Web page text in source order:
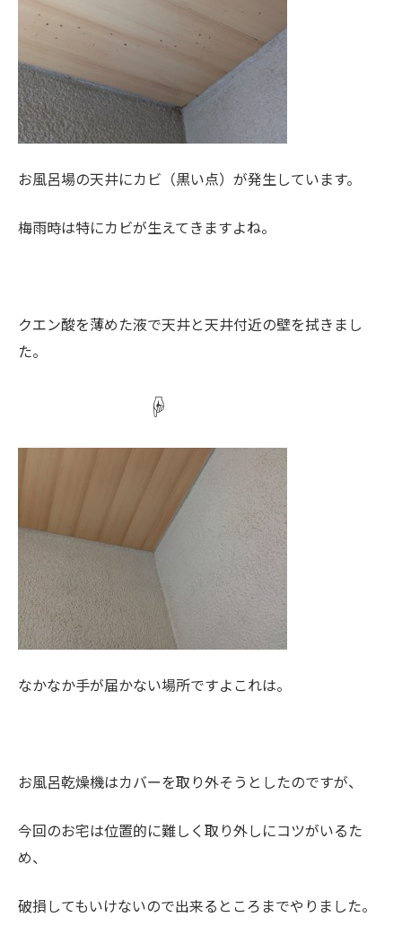
お風呂場の天井にカビ（黒い点）が発生しています。
梅雨時は特にカビが生えてきますよね。
クエン酸を薄めた液で天井と天井付近の壁を拭きまし
た。
☟
なかなか手が届かない場所ですよこれは。
お風呂乾燥機はカバーを取り外そうとしたのですが、
今回のお宅は位置的に難しく取り外しにコツがいるた
め、
破損してもいけないので出来るところまでやりました。